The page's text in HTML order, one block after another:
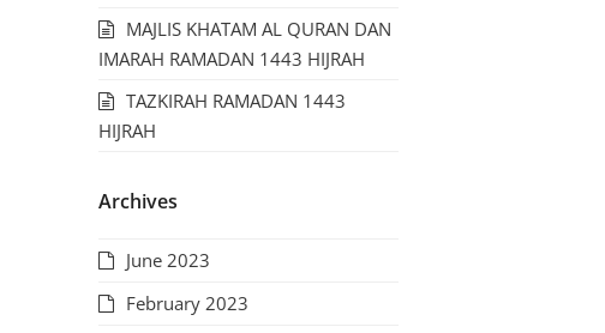
MAJLIS KHATAM AL QURAN DAN
IMARAH RAMADAN 1443 HIJRAH
TAZKIRAH RAMADAN 1443
HIJRAH
Archives
June 2023
February 2023